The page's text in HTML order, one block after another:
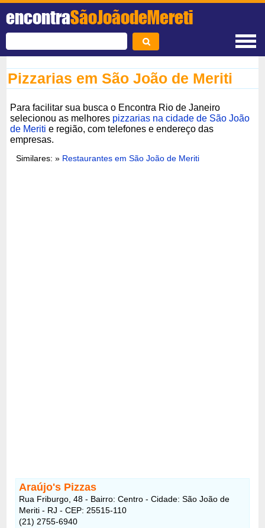
encontraSãoJoãodeMereti
Pizzarias em São João de Meriti
Para facilitar sua busca o Encontra Rio de Janeiro
selecionou as melhores pizzarias na cidade de São João
de Meriti e região, com telefones e endereço das
empresas.
Similares: » Restaurantes em São João de Meriti
Araújo's Pizzas
Rua Friburgo, 48 - Bairro: Centro - Cidade: São João de
Meriti - RJ - CEP: 25515-110
(21) 2755-6940